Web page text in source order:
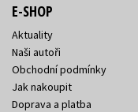
E-SHOP
Aktuality
Naši autoři
Obchodní podmínky
Jak nakoupit
Doprava a platba